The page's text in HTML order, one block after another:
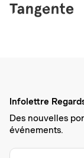
Infolettre
Des nouvelles
événements.